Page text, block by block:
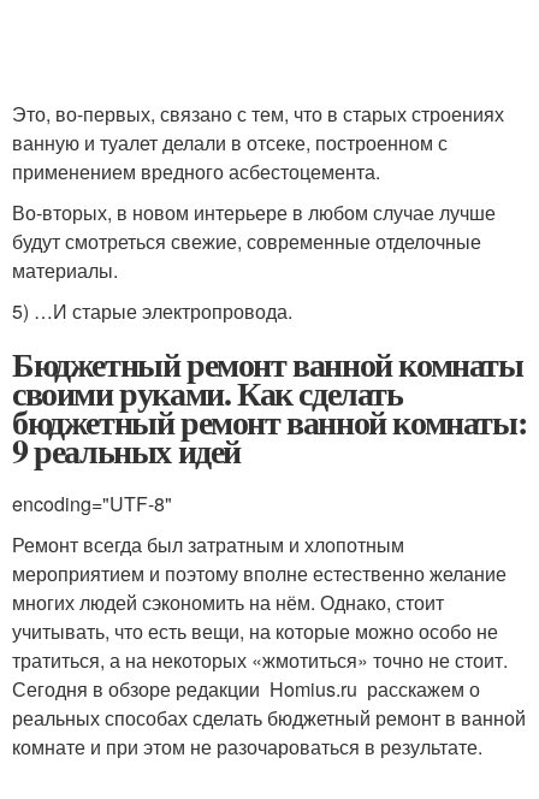
Это, во-первых, связано с тем, что в старых строениях
ванную и туалет делали в отсеке, построенном с
применением вредного асбестоцемента.
Во-вторых, в новом интерьере в любом случае лучше
будут смотреться свежие, современные отделочные
материалы.
5) …И старые электропровода.
Бюджетный ремонт ванной комнаты
своими руками. Как сделать
бюджетный ремонт ванной комнаты:
9 реальных идей
encoding="UTF-8"
Ремонт всегда был затратным и хлопотным
мероприятием и поэтому вполне естественно желание
многих людей сэкономить на нём. Однако, стоит
учитывать, что есть вещи, на которые можно особо не
тратиться, а на некоторых «жмотиться» точно не стоит.
Сегодня в обзоре редакции Homius.ru расскажем о
реальных способах сделать бюджетный ремонт в ванной
комнате и при этом не разочароваться в результате.